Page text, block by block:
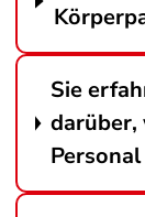
Sie
darüber,